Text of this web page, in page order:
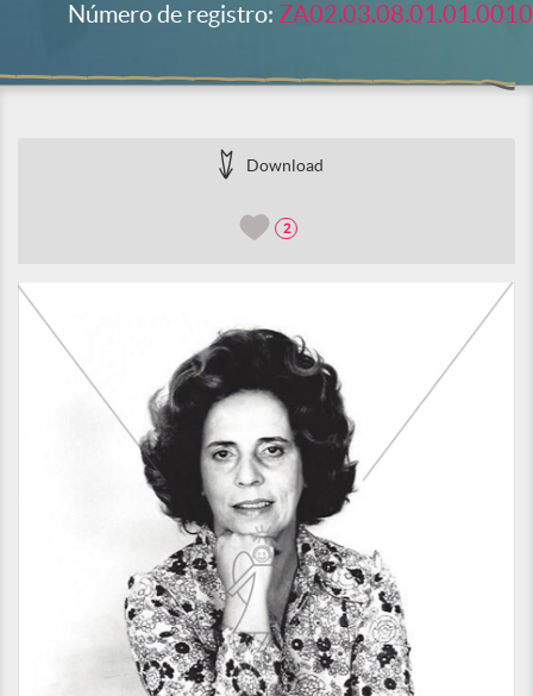
Número de registro: ZA02.03.08.01.01.0010
Download
2